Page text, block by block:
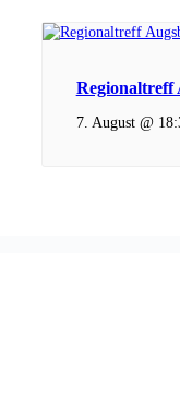
Regionaltreff
7. August @